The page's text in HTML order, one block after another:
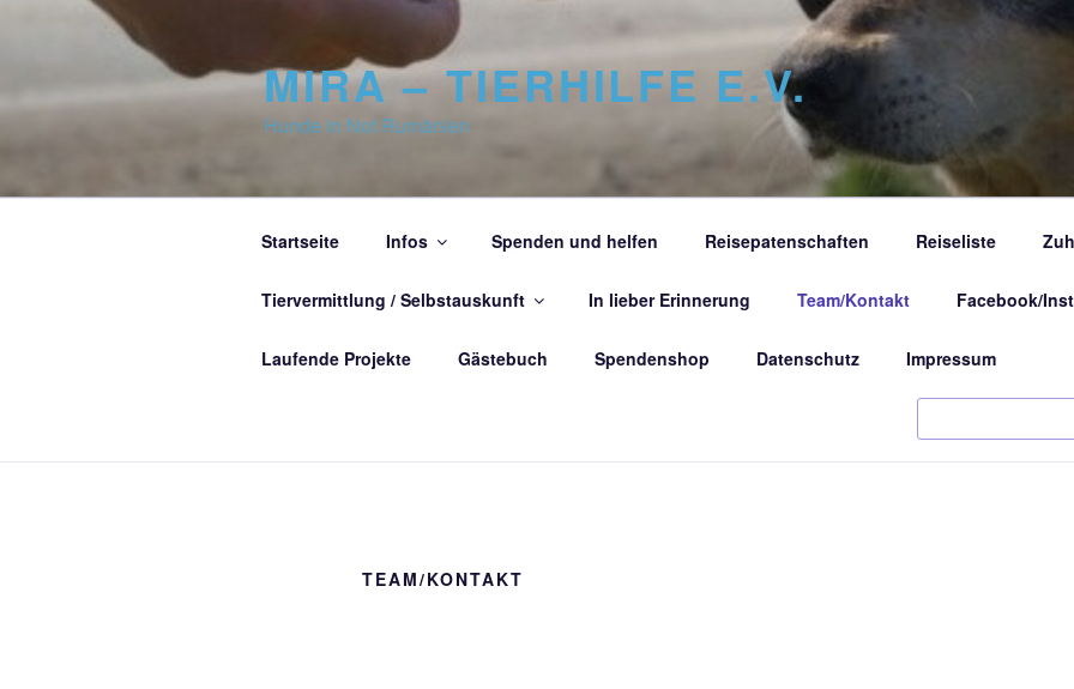
MIRA – TIERHILFE E.V.
Hunde in Not Rumänien
Startseite Infos Spenden und helfen Reisepatenschaften Reiseliste
Tiervermittlung / Selbstauskunft In lieber Erinnerung Team/Kontakt Facebook/
Laufende Projekte Gästebuch Spendenshop Datenschutz Impressum
Search
TEAM/KONTAKT